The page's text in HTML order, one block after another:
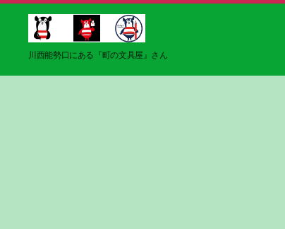
ブ
川西能勢口にある『町の文具屋』さん